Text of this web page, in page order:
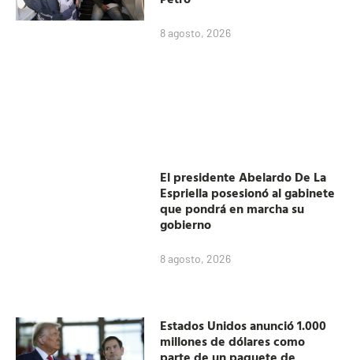
8 agosto, 2026
El presidente Abelardo De La
Espriella posesionó al gabinete
que pondrá en marcha su
gobierno
8 agosto, 2026
Estados Unidos anunció 1.000
millones de dólares como